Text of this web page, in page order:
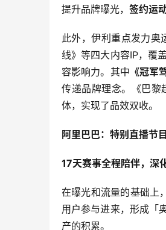
提升品牌曝光， 签约运
此外，伊利重点发力
线》等四大内容IP，覆
容影响力。其中 《冠军
传递品牌理念。《巴
体，实现了品效双收。
阿里巴巴：特别直播节
17天赛事全程陪伴，深
在曝光和流量的基础上
用户参与进来，形成「
产的积累。